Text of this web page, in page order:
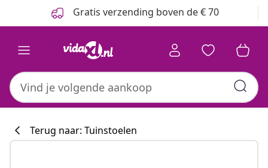
Gratis verzending boven de € 70
Terug naar: Tuinstoelen